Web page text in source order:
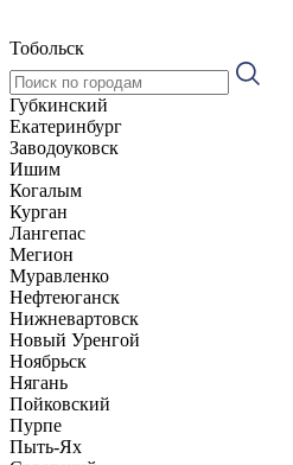
Тобольск
Губкинский
Екатеринбург
Заводоуковск
Ишим
Когалым
Курган
Лангепас
Мегион
Муравленко
Нефтеюганск
Нижневартовск
Новый Уренгой
Ноябрьск
Нягань
Пойковский
Пурпе
Пыть-Ях